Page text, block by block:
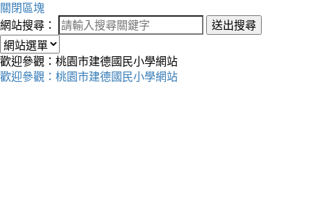
關閉區塊
網站搜尋：
送出搜尋
歡迎參觀：桃園市建德國民小學網站
歡迎參觀：桃園市建德國民小學網站